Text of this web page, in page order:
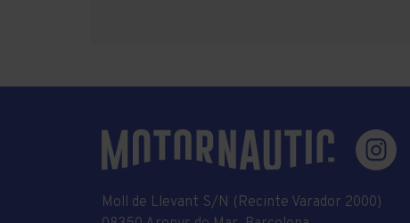
Moll de Llevant S/N (Recinte Varador 2000)